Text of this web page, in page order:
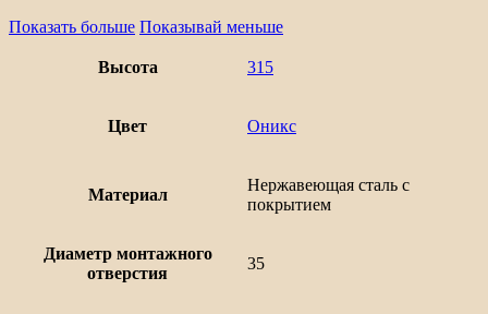
Показать больше Показывай меньше
Высота 315
Цвет Оникс
Материал
Нержавеющая сталь с
покрытием
Диаметр монтажного
отверстия
35